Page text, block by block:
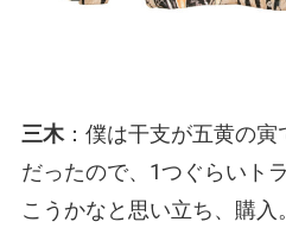
三木：僕は干支が五黄の寅
だったので、1つぐらいト
こうかなと思い立ち、購入